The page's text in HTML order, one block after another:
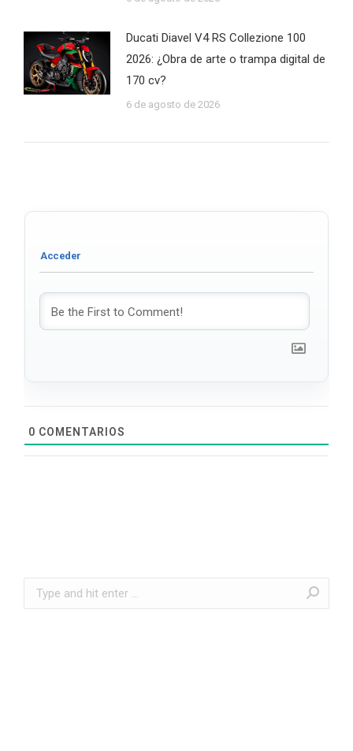
Ducati Diavel V4 RS Collezione 100
2026: ¿Obra de arte o trampa digital de
170 cv?
6 de agosto de 2026
0 COMENTARIOS
Search: